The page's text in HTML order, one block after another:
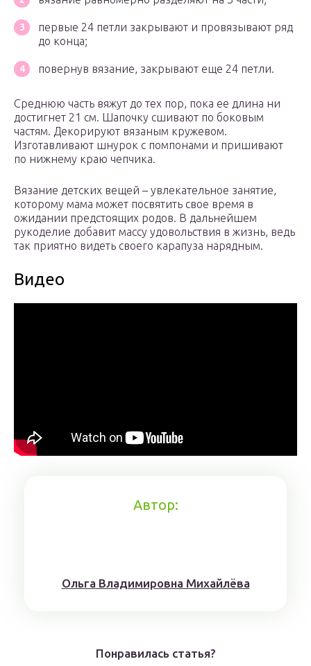
первые 24 петли закрывают и провязывают ряд
до конца;
повернув вязание, закрывают еще 24 петли.
Среднюю часть вяжут до тех пор, пока ее длина ни
достигнет 21 см. Шапочку сшивают по боковым
частям. Декорируют вязаным кружевом.
Изготавливают шнурок с помпонами и пришивают
по нижнему краю чепчика.
Вязание детских вещей – увлекательное занятие,
которому мама может посвятить свое время в
ожидании предстоящих родов. В дальнейшем
рукоделие добавит массу удовольствия в жизнь, ведь
так приятно видеть своего карапуза нарядным.
Видео
Автор:
Ольга Владимировна Михайлёва
Понравилась статья?